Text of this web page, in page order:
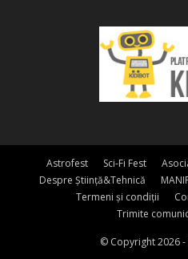
Astrofest Sci-Fi Fest
Despre Știință&Tehnică
Termeni și condiții
Trimite
© Copyright 2026 -